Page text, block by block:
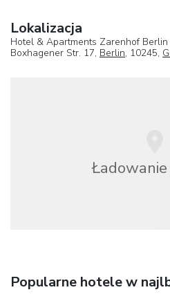
Lokalizacja
Hotel & Apartments Zarenhof Berlin
Boxhagener Str. 17, Berlin, 10245,
Ładowanie
Popularne hotele w